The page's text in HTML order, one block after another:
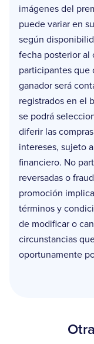
imágenes del
puede variar en
según
fecha posterior al
participantes que
ganador será
registrados en el
se podrá
diferir las
intereses, sujeto
financiero. No
reversadas o
promoción
términos y
de modificar o
circunstancias
oportunamente